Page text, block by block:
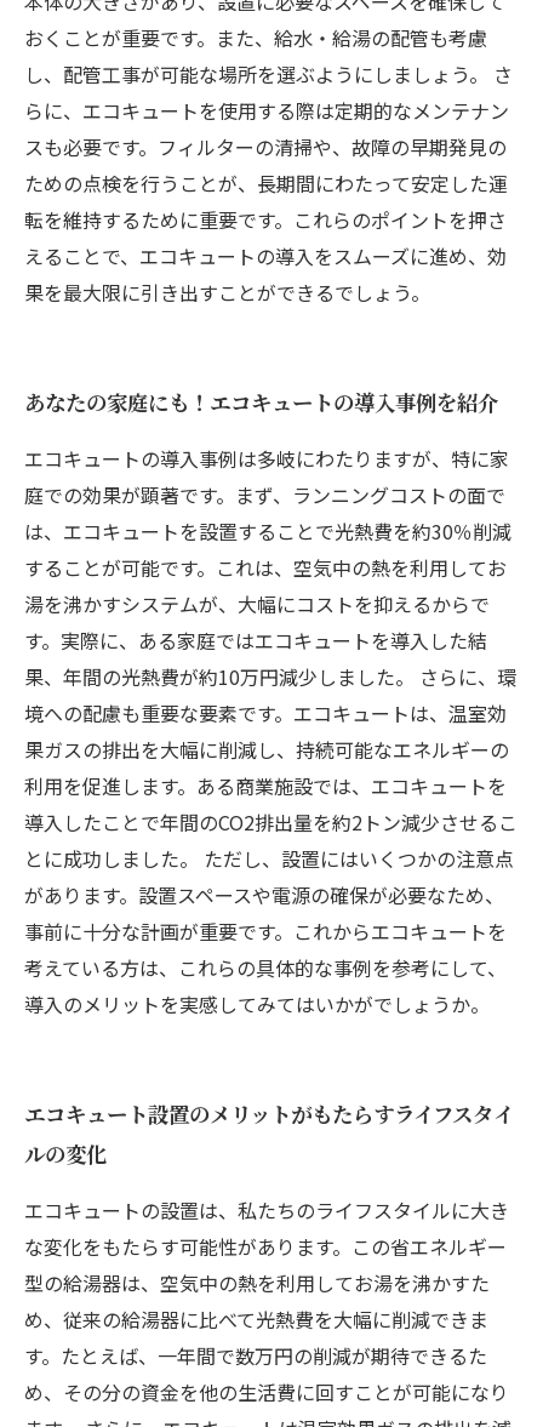
おくことが重要です。また、給水・給湯の配管も考慮
し、配管工事が可能な場所を選ぶようにしましょう。 さ
らに、エコキュートを使用する際は定期的なメンテナン
スも必要です。フィルターの清掃や、故障の早期発見の
ための点検を行うことが、長期間にわたって安定した運
転を維持するために重要です。これらのポイントを押さ
えることで、エコキュートの導入をスムーズに進め、効
果を最大限に引き出すことができるでしょう。
あなたの家庭にも！エコキュートの導入事例を紹介
エコキュートの導入事例は多岐にわたりますが、特に家
庭での効果が顕著です。まず、ランニングコストの面で
は、エコキュートを設置することで光熱費を約30％削減
することが可能です。これは、空気中の熱を利用してお
湯を沸かすシステムが、大幅にコストを抑えるからで
す。実際に、ある家庭ではエコキュートを導入した結
果、年間の光熱費が約10万円減少しました。 さらに、環
境への配慮も重要な要素です。エコキュートは、温室効
果ガスの排出を大幅に削減し、持続可能なエネルギーの
利用を促進します。ある商業施設では、エコキュートを
導入したことで年間のCO2排出量を約2トン減少させるこ
とに成功しました。 ただし、設置にはいくつかの注意点
があります。設置スペースや電源の確保が必要なため、
事前に十分な計画が重要です。これからエコキュートを
考えている方は、これらの具体的な事例を参考にして、
導入のメリットを実感してみてはいかがでしょうか。
エコキュート設置のメリットがもたらすライフスタイ
ルの変化
エコキュートの設置は、私たちのライフスタイルに大き
な変化をもたらす可能性があります。この省エネルギー
型の給湯器は、空気中の熱を利用してお湯を沸かすた
め、従来の給湯器に比べて光熱費を大幅に削減できま
す。たとえば、一年間で数万円の削減が期待できるた
め、その分の資金を他の生活費に回すことが可能になり